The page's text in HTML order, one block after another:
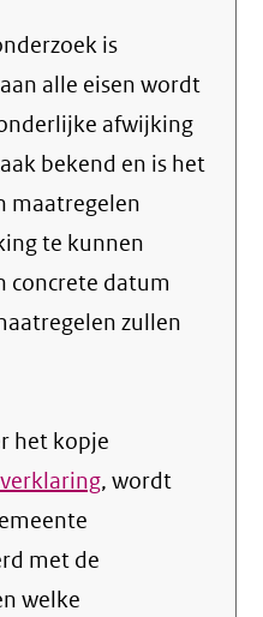
is
alle eisen wordt
afwijking
bekend en is het
maatregelen
te kunnen
concrete datum
zullen
het kopje
, wordt
met de
welke